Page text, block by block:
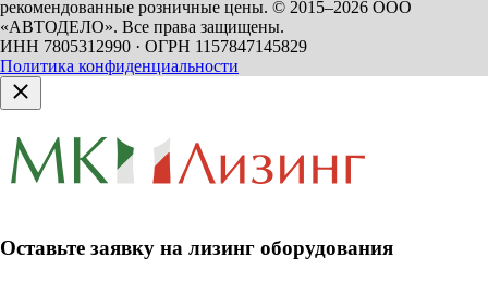
рекомендованные розничные цены. © 2015–2026 ООО
«АВТОДЕЛО». Все права защищены.
ИНН 7805312990 · ОГРН 1157847145829
Политика конфиденциальности
Оставьте заявку на лизинг оборудования